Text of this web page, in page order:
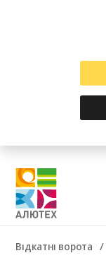
Відкатні ворота